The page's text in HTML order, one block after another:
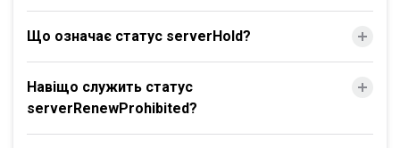
Що означає статус serverHold?
Навіщо служить статус
serverRenewProhibited?